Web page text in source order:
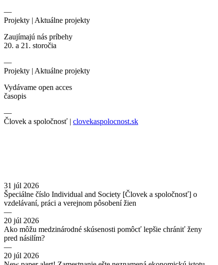
—
Projekty | Aktuálne projekty
Zaujímajú nás príbehy
20. a 21. storočia
—
Projekty | Aktuálne projekty
Vydávame open acces
časopis
—
Človek a spoločnosť | clovekaspolocnost.sk
31 júl 2026
Špeciálne číslo Individual and Society [Človek a spoločnosť] o
vzdelávaní, práci a verejnom pôsobení žien
—
20 júl 2026
Ako môžu medzinárodné skúsenosti pomôcť lepšie chrániť ženy
pred násilím?
—
20 júl 2026